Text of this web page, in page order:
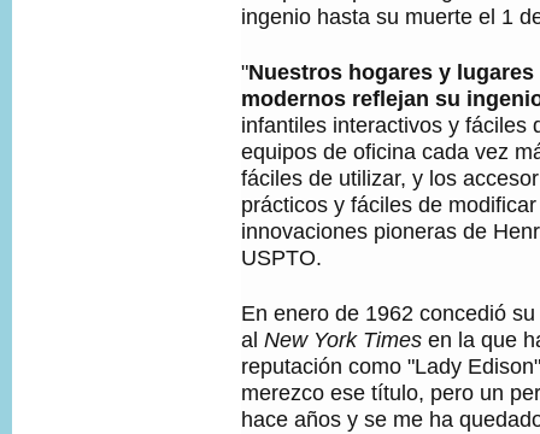
ingenio hasta su muerte el 1
"Nuestros hogares y
modernos reflejan su
infantiles interactivos y fáciles
equipos de oficina cada vez
fáciles de utilizar, y los
prácticos y fáciles de
innovaciones pioneras de
USPTO.
En enero de 1962 concedió
al New York Times en la que
reputación como "Lady
merezco ese título, pero un
hace años y se me ha